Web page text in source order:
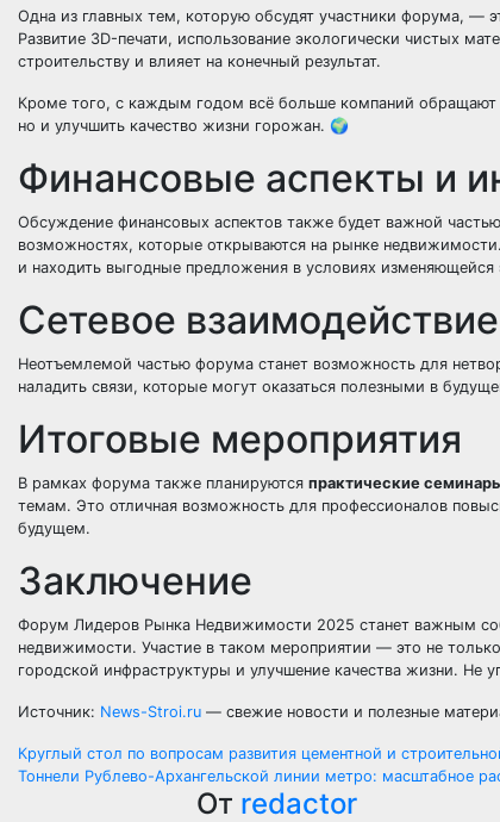
Одна из главных тем, которую обсудят участники форума, —
Развитие 3D-печати, использование экологически чистых
строительству и влияет на конечный результат.
Кроме того, с каждым годом всё больше компаний обращают
но и улучшить качество жизни горожан. 🌍
Финансовые аспекты и
Обсуждение финансовых аспектов также будет важной
возможностях, которые открываются на рынке
и находить выгодные предложения в условиях изменяющейся
Сетевое
Неотъемлемой частью форума станет возможность для
наладить связи, которые могут оказаться полезными в
Итоговые мероприятия
В рамках форума также планируются практические
темам. Это отличная возможность для профессионалов
будущем.
Заключение
Форум Лидеров Рынка Недвижимости 2025 станет важным
недвижимости. Участие в таком мероприятии — это не
городской инфраструктуры и улучшение качества жизни. Не
Источник: News-Stroi.ru — свежие новости и полезные
Навигация
Круглый стол по вопросам развития цементной и
Тоннели Рублево-Архангельской линии метро: масштабное
От redactor